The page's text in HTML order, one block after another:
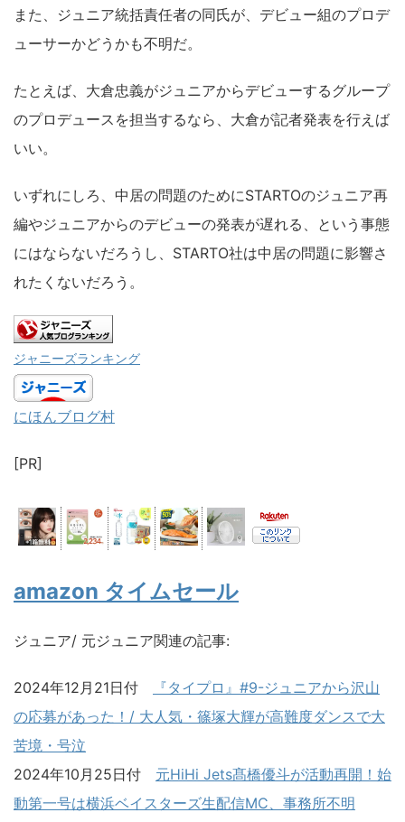
また、ジュニア統括責任者の同氏が、デビュー組のプロデ
ューサーかどうかも不明だ。
たとえば、大倉忠義がジュニアからデビューするグループ
のプロデュースを担当するなら、大倉が記者発表を行えば
いい。
いずれにしろ、中居の問題のためにSTARTOのジュニア再
編やジュニアからのデビューの発表が遅れる、という事態
にはならないだろうし、STARTO社は中居の問題に影響さ
れたくないだろう。
ジャニーズランキング
にほんブログ村
[PR]
amazon タイムセール
ジュニア/ 元ジュニア関連の記事:
2024年12月21日付
『タイプロ』#9-ジュニアから沢山
の応募があった！/ 大人気・篠塚大輝が高難度ダンスで大
苦境・号泣
2024年10月25日付 元HiHi Jets髙橋優斗が活動再開！始
動第一号は横浜ベイスターズ生配信MC、事務所不明